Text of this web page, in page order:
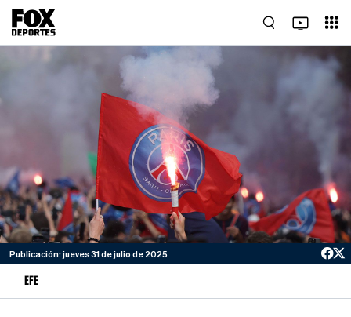
Publicación: jueves 31 de julio de 2025
EFE